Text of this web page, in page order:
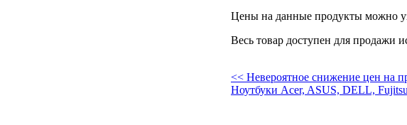
Цены на данные продукты можно
Весь товар доступен для продажи
<< Невероятное снижение цен на
Ноутбуки Acer, ASUS, DELL,